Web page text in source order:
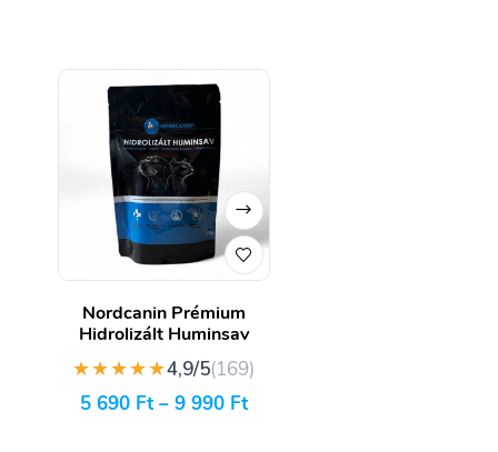
Nordcanin Prémium
Hidrolizált Huminsav
★★★★★4,9/5(169)
5 690 Ft– 9 990 Ft